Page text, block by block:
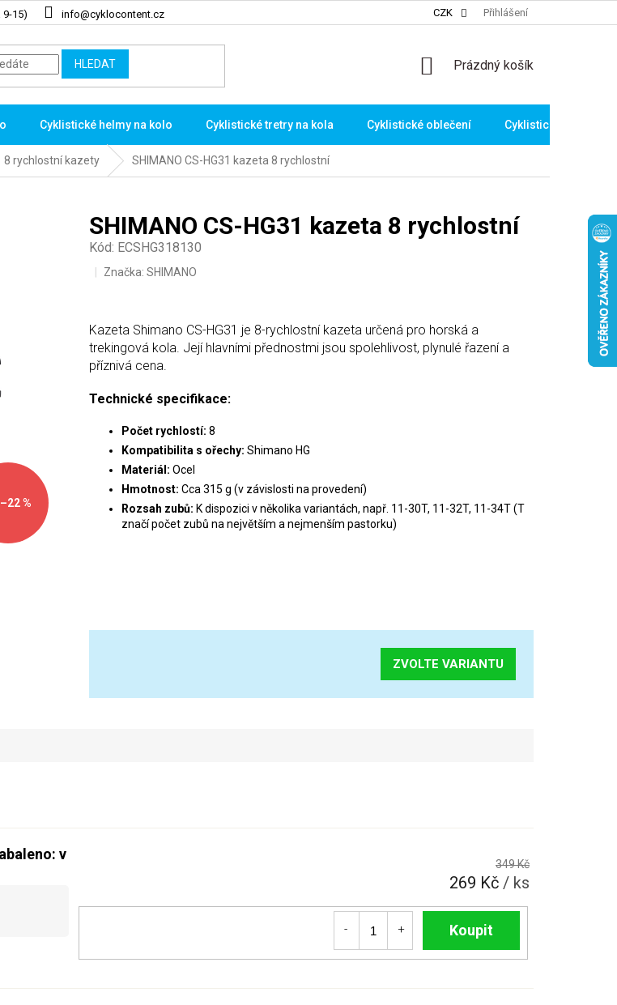
info@cyklocontent.cz CZK Přihlášení
HLEDAT
NÁKUPNÍ
Prázdný košík
Cyklistické helmy na kolo Cyklistické tretry na kola Cyklistické oblečení Cyklistické brýle
8 rychlostní kazety SHIMANO CS-HG31 kazeta 8 rychlostní
%
Kazeta Shimano CS-HG31 je 8-rychlostní kazeta určená pro horská a
trekingová kola. Její hlavními přednostmi jsou spolehlivost, plynulé řazení a
příznivá cena.
Technické specifikace:
Počet rychlostí: 8
Kompatibilita s ořechy: Shimano HG
Materiál: Ocel
Hmotnost: Cca 315 g (v závislosti na provedení)
Rozsah zubů: K dispozici v několika variantách, např. 11-30T, 11-32T, 11-34T (T
značí počet zubů na největším a nejmenším pastorku)
SHIMANO CS-HG31 kazeta 8 rychlostní
Kód: ECSHG318130
ZVOLTE VARIANTU
Značka: SHIMANO
v
349 Kč
269 Kč / ks
Do košíku